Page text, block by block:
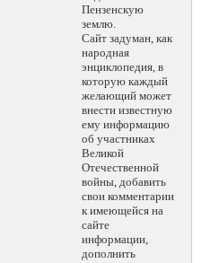
Пензенскую
землю.
Сайт задуман, как
народная
энциклопедия, в
которую каждый
желающий может
внести известную
ему информацию
об участниках
Великой
Отечественной
войны, добавить
свои комментарии
к имеющейся на
сайте
информации,
дополнить